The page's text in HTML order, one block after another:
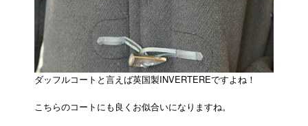
ダッフルコートと言えば英国製INVERTEREですよね！
こちらのコートにも良くお似合いになりますね。